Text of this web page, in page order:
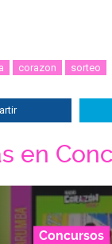
corazon sorteo
en
Concursos